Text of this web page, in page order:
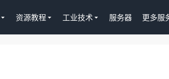
资源教程 工业技术 服务器 更多服